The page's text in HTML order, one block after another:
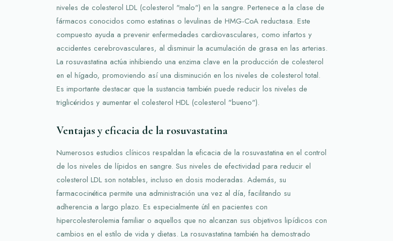
niveles de colesterol LDL (colesterol "malo") en la sangre. Pertenece a la clase de
fármacos conocidos como estatinas o levulinas de HMG-CoA reductasa. Este
compuesto ayuda a prevenir enfermedades cardiovasculares, como infartos y
accidentes cerebrovasculares, al disminuir la acumulación de grasa en las arterias.
La rosuvastatina actúa inhibiendo una enzima clave en la producción de colesterol
en el hígado, promoviendo así una disminución en los niveles de colesterol total.
Es importante destacar que la sustancia también puede reducir los niveles de
triglicéridos y aumentar el colesterol HDL (colesterol "bueno").
Ventajas y eficacia de la rosuvastatina
Numerosos estudios clínicos respaldan la eficacia de la rosuvastatina en el control
de los niveles de lípidos en sangre. Sus niveles de efectividad para reducir el
colesterol LDL son notables, incluso en dosis moderadas. Además, su
farmacocinética permite una administración una vez al día, facilitando su
adherencia a largo plazo. Es especialmente útil en pacientes con
hipercolesterolemia familiar o aquellos que no alcanzan sus objetivos lipídicos con
cambios en el estilo de vida y dietas. La rosuvastatina también ha demostrado